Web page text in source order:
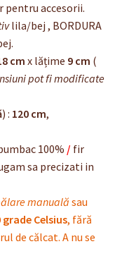
pentru accesorii.
lila/bej , BORDURA
cm x lățime 9 cm (
pot fi modificate
) : 120 cm,
100% / fir
sa precizati in
manuală sau
grade Celsius, fără
de călcat. A nu se